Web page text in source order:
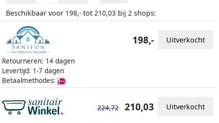
Beschikbaar voor 198,- tot 210,03 bij 2 shops:
Retourneren: 14 dagen
Levertijd: 1-7 dagen
Betaalmethodes:
198,- Uitverkocht
224,72 210,03 Uitverkocht